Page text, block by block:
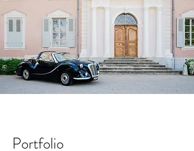
Portfolio